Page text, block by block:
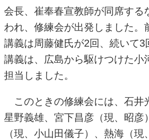
会長、崔奉春宣教師が同席する
われ、修練会が出発しました。
講義は周藤健氏が2回、続いて3
講義は、広島から駆けつけた小
担当しました。
このときの修練会には、石井
星野義雄、宮下昌彦（現、昭彦
（現、小山田儀子）、熱海（現